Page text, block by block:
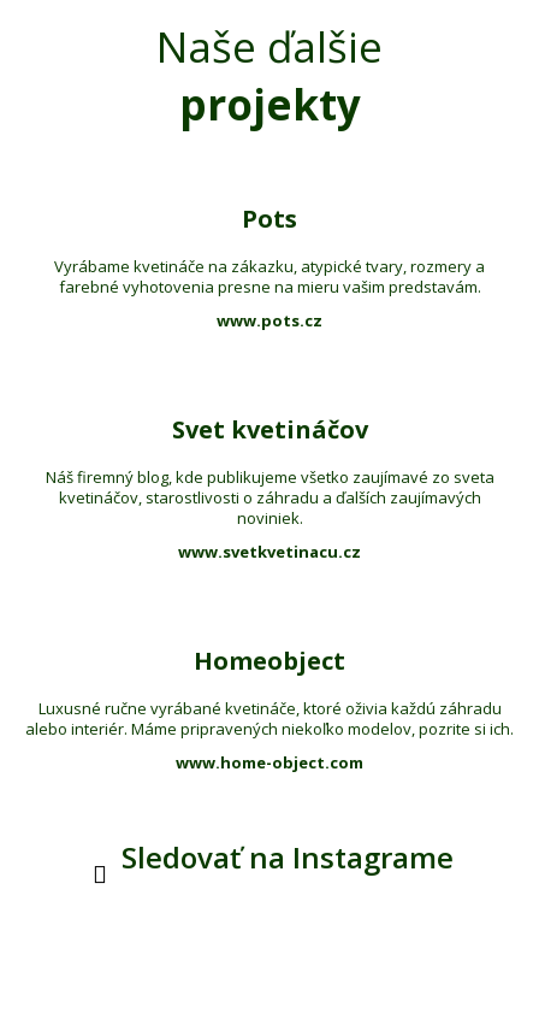
Naše ďalšie
projekty
Pots
Vyrábame kvetináče na zákazku, atypické tvary, rozmery a
farebné vyhotovenia presne na mieru vašim predstavám.
www.pots.cz
Svet kvetináčov
Náš firemný blog, kde publikujeme všetko zaujímavé zo sveta
kvetináčov, starostlivosti o záhradu a ďalších zaujímavých
noviniek.
www.svetkvetinacu.cz
Homeobject
Luxusné ručne vyrábané kvetináče, ktoré oživia každú záhradu
alebo interiér. Máme pripravených niekoľko modelov, pozrite si ich.
www.home-object.com
Sledovať na Instagrame